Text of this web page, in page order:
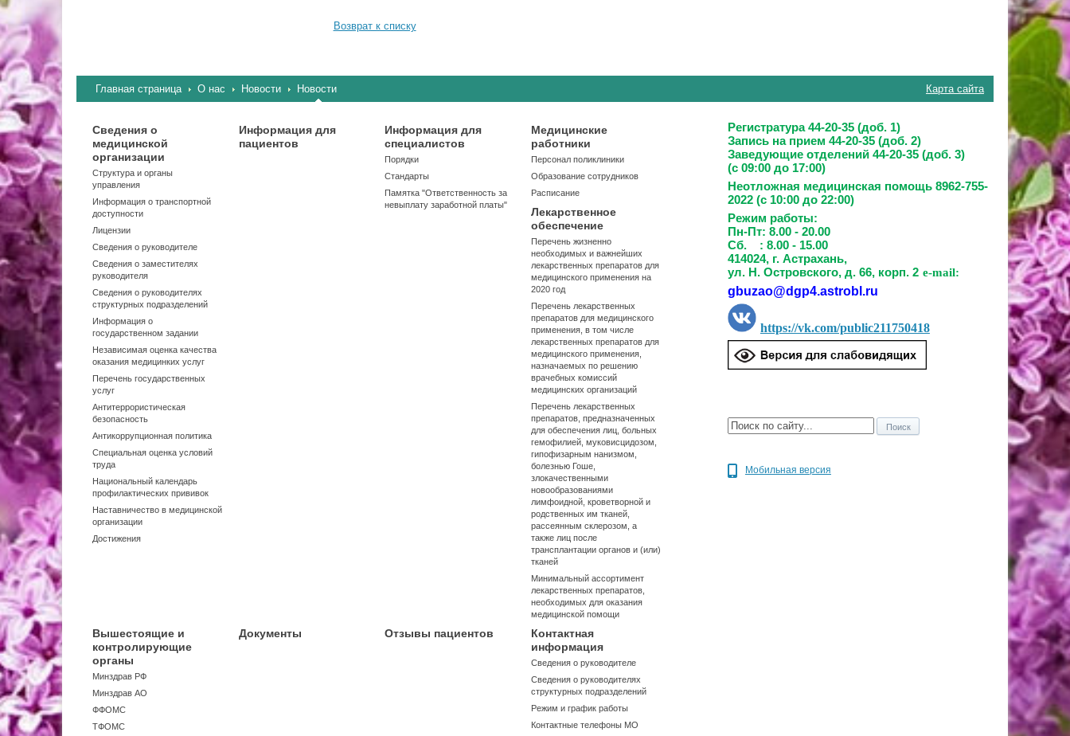
Возврат к списку
Главная страница О нас Новости Новости Карта сайта
Регистратура 44-20-35 (доб. 1)
Запись на прием 44-20-35 (доб. 2)
Заведующие отделений 44-20-35 (доб. 3)
(с 09:00 до 17:00)
Неотложная медицинская помощь 8962-755-
2022 (с 10:00 до 22:00)
Режим работы:
Пн-Пт: 8.00 - 20.00
Сб. : 8.00 - 15.00
414024, г. Астрахань,
ул. Н. Островского, д. 66, корп. 2 e-mail:
gbuzao@dgp4.astrobl.ru
https://vk.com/public211750418
Мобильная версия
Сведения о
медицинской
организации
Структура и органы
управления
Информация о транспортной
доступности
Лицензии
Сведения о руководителе
Сведения о заместителях
руководителя
Сведения о руководителях
структурных подразделений
Информация о
государственном задании
Независимая оценка качества
оказания медицинких услуг
Перечень государственных
услуг
Антитеррористическая
безопасность
Антикоррупционная политика
Специальная оценка условий
труда
Национальный календарь
профилактических прививок
Наставничество в медицинской
организации
Достижения
Информация для
пациентов
Информация для
специалистов
Порядки
Стандарты
Памятка "Ответственность за
невыплату заработной платы"
Медицинские
работники
Персонал поликлиники
Образование сотрудников
Расписание
Лекарственное
обеспечение
Перечень жизненно
необходимых и важнейших
лекарственных препаратов для
медицинского применения на
2020 год
Перечень лекарственных
препаратов для медицинского
применения, в том числе
лекарственных препаратов для
медицинского применения,
назначаемых по решению
врачебных комиссий
медицинских организаций
Перечень лекарственных
препаратов, предназначенных
для обеспечения лиц, больных
гемофилией, муковисцидозом,
гипофизарным нанизмом,
болезнью Гоше,
злокачественными
новообразованиями
лимфоидной, кроветворной и
родственных им тканей,
рассеянным склерозом, а
также лиц после
трансплантации органов и (или)
тканей
Минимальный ассортимент
лекарственных препаратов,
необходимых для оказания
медицинской помощи
Вышестоящие и
контролирующие
органы
Минздрав РФ
Минздрав АО
ФФОМС
ТФОМС
Документы Отзывы пациентов
Контактная
информация
Сведения о руководителе
Сведения о руководителях
структурных подразделений
Режим и график работы
Контактные телефоны МО